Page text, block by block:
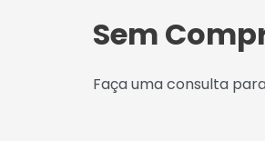
Sem
Faça uma consulta